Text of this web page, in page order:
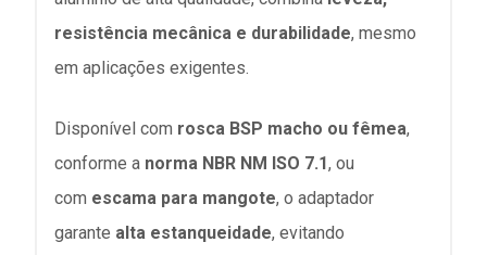
resistência mecânica e durabilidade, mesmo
em aplicações exigentes.
Disponível com rosca BSP macho ou fêmea,
conforme a norma NBR NM ISO 7.1, ou
com escama para mangote, o adaptador
garante alta estanqueidade, evitando